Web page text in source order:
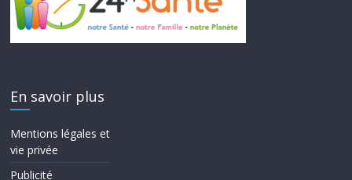
En savoir plus
Mentions légales et
vie privée
Publicité